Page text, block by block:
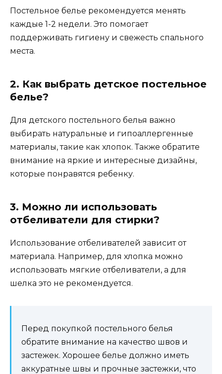
Постельное белье рекомендуется менять
каждые 1-2 недели. Это помогает
поддерживать гигиену и свежесть спального
места.
2. Как выбрать детское постельное
белье?
Для детского постельного белья важно
выбирать натуральные и гипоаллергенные
материалы, такие как хлопок. Также обратите
внимание на яркие и интересные дизайны,
которые понравятся ребенку.
3. Можно ли использовать
отбеливатели для стирки?
Использование отбеливателей зависит от
материала. Например, для хлопка можно
использовать мягкие отбеливатели, а для
шелка это не рекомендуется.
Перед покупкой постельного белья
обратите внимание на качество швов и
застежек. Хорошее белье должно иметь
аккуратные швы и прочные застежки, что